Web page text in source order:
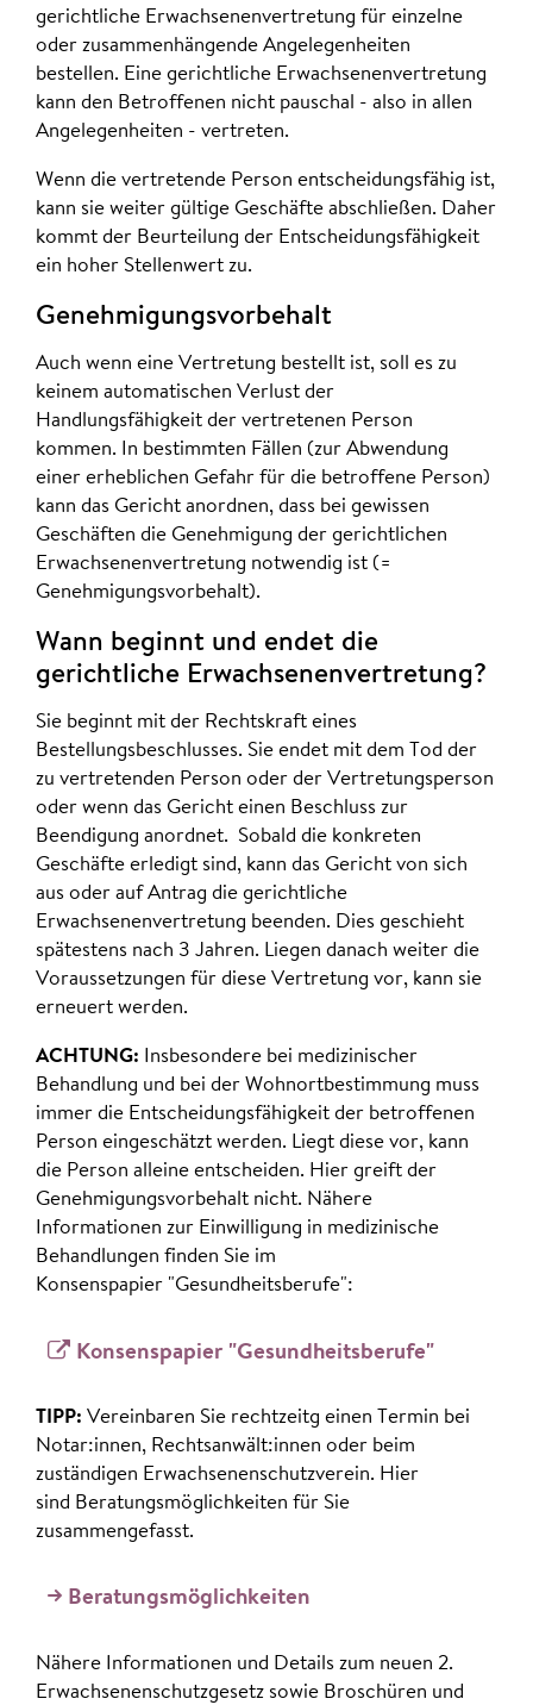
gerichtliche Erwachsenenvertretung für einzelne
oder zusammenhängende Angelegenheiten
bestellen. Eine gerichtliche Erwachsenenvertretung
kann den Betroffenen nicht pauschal - also in allen
Angelegenheiten - vertreten.
Wenn die vertretende Person entscheidungsfähig ist,
kann sie weiter gültige Geschäfte abschließen. Daher
kommt der Beurteilung der Entscheidungsfähigkeit
ein hoher Stellenwert zu.
Genehmigungsvorbehalt
Auch wenn eine Vertretung bestellt ist, soll es zu
keinem automatischen Verlust der
Handlungsfähigkeit der vertretenen Person
kommen. In bestimmten Fällen (zur Abwendung
einer erheblichen Gefahr für die betroffene Person)
kann das Gericht anordnen, dass bei gewissen
Geschäften die Genehmigung der gerichtlichen
Erwachsenenvertretung notwendig ist (=
Genehmigungsvorbehalt).
Wann beginnt und endet die
gerichtliche Erwachsenenvertretung?
Sie beginnt mit der Rechtskraft eines
Bestellungsbeschlusses. Sie endet mit dem Tod der
zu vertretenden Person oder der Vertretungsperson
oder wenn das Gericht einen Beschluss zur
Beendigung anordnet. Sobald die konkreten
Geschäfte erledigt sind, kann das Gericht von sich
aus oder auf Antrag die gerichtliche
Erwachsenenvertretung beenden. Dies geschieht
spätestens nach 3 Jahren. Liegen danach weiter die
Voraussetzungen für diese Vertretung vor, kann sie
erneuert werden.
ACHTUNG:
Insbesondere bei medizinischer
Behandlung und bei der Wohnortbestimmung muss
immer die Entscheidungsfähigkeit der betroffenen
Person eingeschätzt werden. Liegt diese vor, kann
die Person alleine entscheiden. Hier greift der
Genehmigungsvorbehalt nicht. Nähere
Informationen zur Einwilligung in medizinische
Behandlungen finden Sie im
Konsenspapier "Gesundheitsberufe":
Konsenspapier "Gesundheitsberufe"
TIPP: Vereinbaren Sie rechtzeitg einen Termin bei
Notar:innen, Rechtsanwält:innen oder beim
zuständigen Erwachsenenschutzverein. Hier
sind Beratungsmöglichkeiten für Sie
zusammengefasst.
Beratungsmöglichkeiten
Nähere Informationen und Details zum neuen 2.
Erwachsenenschutzgesetz sowie Broschüren und